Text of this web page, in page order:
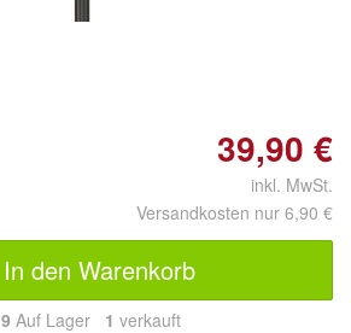
39,90 €
inkl. MwSt.
Versandkosten nur 6,90 €
In den Warenkorb
9 Auf Lager 1 verkauft